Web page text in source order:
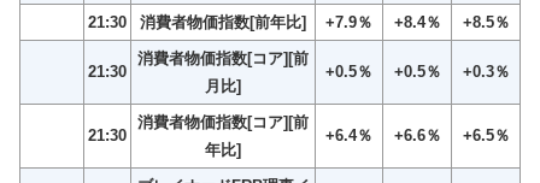
21:30
消費者物価指数[前年比] +7.9％ +8.4％ +8.5％
21:30
消費者物価指数[コア][前
月比]
+0.5％ +0.5％ +0.3％
21:30
消費者物価指数[コア][前
年比]
+6.4％ +6.6％ +6.5％